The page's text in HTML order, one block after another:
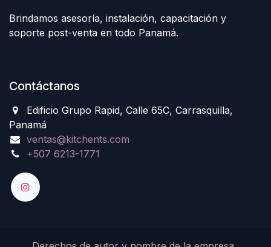
Brindamos asesoría, instalación, capacitación y
soporte post-venta en todo Panamá.
Contáctanos
Edificio Grupo Rapid, Calle 65C, Carrasquilla,
Panamá
ventas@kitchents.com
+507 6213-1771